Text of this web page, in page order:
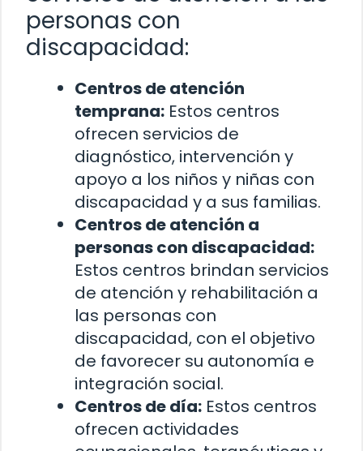
personas con
discapacidad:
Centros de atención
temprana: Estos centros
ofrecen servicios de
diagnóstico, intervención y
apoyo a los niños y niñas con
discapacidad y a sus familias.
Centros de atención a
personas con discapacidad:
Estos centros brindan servicios
de atención y rehabilitación a
las personas con
discapacidad, con el objetivo
de favorecer su autonomía e
integración social.
Centros de día: Estos centros
ofrecen actividades